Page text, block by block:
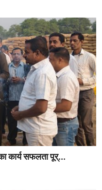
कार्य सफलता पूर्...